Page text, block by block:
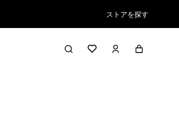
ストアを探す